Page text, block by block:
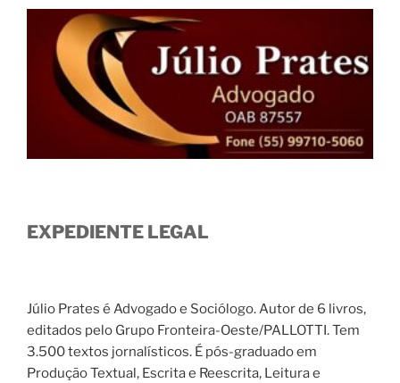
EXPEDIENTE LEGAL
Júlio Prates é Advogado e Sociólogo. Autor de 6 livros,
editados pelo Grupo Fronteira-Oeste/PALLOTTI. Tem
3.500 textos jornalísticos. É pós-graduado em
Produção Textual, Escrita e Reescrita, Leitura e